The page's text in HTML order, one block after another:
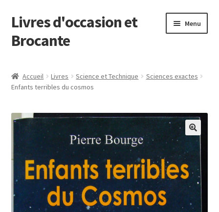
Aller
à
la
Aller
au
contenu
Livres d'occasion et
Brocante
Menu
Accueil Livres Science et Technique
Sciences exactes
Enfants terribles du cosmos